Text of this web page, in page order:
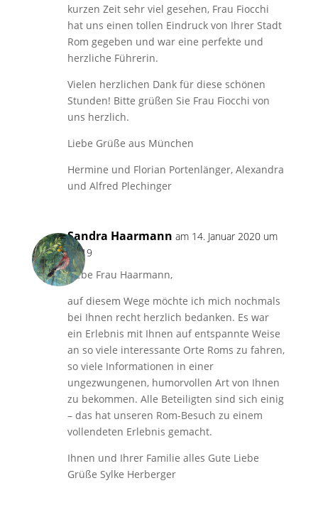
kurzen Zeit sehr viel gesehen, Frau Fiocchi
hat uns einen tollen Eindruck von Ihrer Stadt
Rom gegeben und war eine perfekte und
herzliche Führerin.
Vielen herzlichen Dank für diese schönen
Stunden! Bitte grüßen Sie Frau Fiocchi von
uns herzlich.
Liebe Grüße aus München
Hermine und Florian Portenlänger, Alexandra
und Alfred Plechinger
Sandra Haarmann am 14. Januar 2020 um
18:19
Liebe Frau Haarmann,
auf diesem Wege möchte ich mich nochmals
bei Ihnen recht herzlich bedanken. Es war
ein Erlebnis mit Ihnen auf entspannte Weise
an so viele interessante Orte Roms zu fahren,
so viele Informationen in einer
ungezwungenen, humorvollen Art von Ihnen
zu bekommen. Alle Beteiligten sind sich einig
– das hat unseren Rom-Besuch zu einem
vollendeten Erlebnis gemacht.
Ihnen und Ihrer Familie alles Gute Liebe
Grüße Sylke Herberger